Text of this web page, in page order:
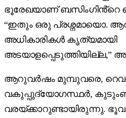
ഭൂരേഖയാണ്
“ഇതും ഒരു പ്രശ്നമായൊ.
അധികാരികൾ കൃത്യമായി
അടയാളപ്പെടുത്തിയില്ല,”
ആറുവർഷം മുമ്പുവരെ,
വകുപ്പുദ്യോഗസ്ഥർ,
വരയ്ക്കാറുണ്ടായിരുന്നു.